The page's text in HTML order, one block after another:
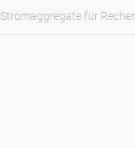
Stromaggregate für